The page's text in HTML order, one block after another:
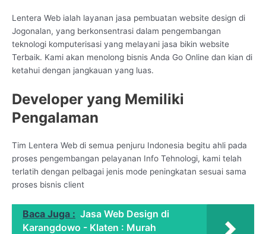
Lentera Web ialah layanan jasa pembuatan website design di
Jogonalan, yang berkonsentrasi dalam pengembangan
teknologi komputerisasi yang melayani jasa bikin website
Terbaik. Kami akan menolong bisnis Anda Go Online dan kian di
ketahui dengan jangkauan yang luas.
Developer yang Memiliki
Pengalaman
Tim Lentera Web di semua penjuru Indonesia begitu ahli pada
proses pengembangan pelayanan Info Tehnologi, kami telah
terlatih dengan pelbagai jenis mode peningkatan sesuai sama
proses bisnis client
Baca Juga : Jasa Web Design di
Karangdowo - Klaten : Murah